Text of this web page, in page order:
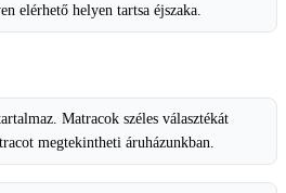
elérhető helyen tartsa éjszaka.
Matracok széles választékát
megtekintheti áruházunkban.